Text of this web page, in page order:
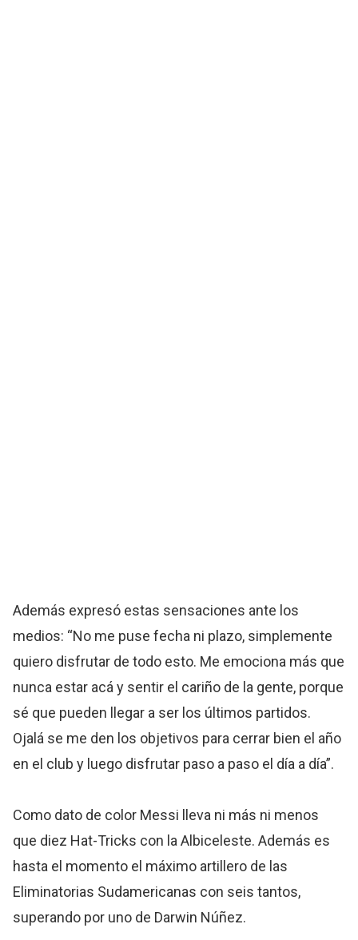
Además expresó estas sensaciones ante los
medios: “No me puse fecha ni plazo, simplemente
quiero disfrutar de todo esto. Me emociona más que
nunca estar acá y sentir el cariño de la gente, porque
sé que pueden llegar a ser los últimos partidos.
Ojalá se me den los objetivos para cerrar bien el año
en el club y luego disfrutar paso a paso el día a día”.
Como dato de color Messi lleva ni más ni menos
que diez Hat-Tricks con la Albiceleste. Además es
hasta el momento el máximo artillero de las
Eliminatorias Sudamericanas con seis tantos,
superando por uno de Darwin Núñez.